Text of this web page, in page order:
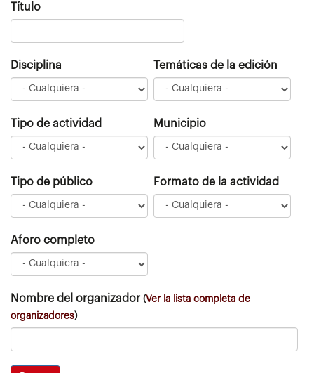
Título
Disciplina Temáticas de la edición
Tipo de actividad Municipio
Tipo de público Formato de la actividad
Aforo completo
Nombre del organizador (Ver la lista completa de
organizadores)